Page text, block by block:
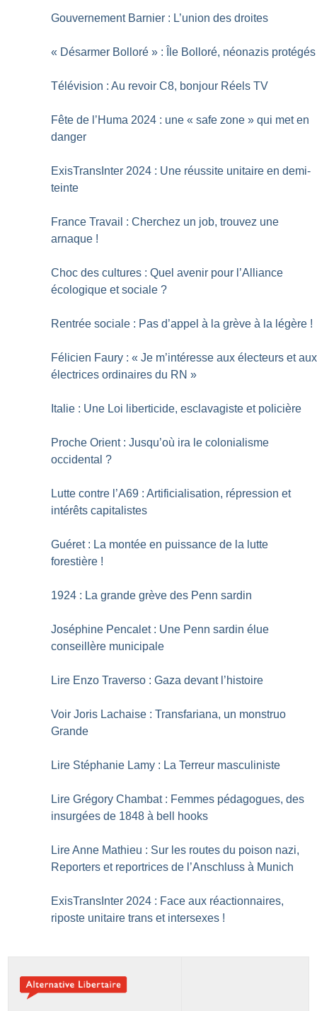
Gouvernement Barnier : L’union des droites
« Désarmer Bolloré » : Île Bolloré, néonazis protégés
Télévision : Au revoir C8, bonjour Réels TV
Fête de l’Huma 2024 : une « safe zone » qui met en
danger
ExisTransInter 2024 : Une réussite unitaire en demi-
teinte
France Travail : Cherchez un job, trouvez une
arnaque !
Choc des cultures : Quel avenir pour l’Alliance
écologique et sociale ?
Rentrée sociale : Pas d’appel à la grève à la légère !
Félicien Faury : « Je m’intéresse aux électeurs et aux
électrices ordinaires du RN »
Italie : Une Loi liberticide, esclavagiste et policière
Proche Orient : Jusqu’où ira le colonialisme
occidental ?
Lutte contre l’A69 : Artificialisation, répression et
intérêts capitalistes
Guéret : La montée en puissance de la lutte
forestière !
1924 : La grande grève des Penn sardin
Joséphine Pencalet : Une Penn sardin élue
conseillère municipale
Lire Enzo Traverso : Gaza devant l’histoire
Voir Joris Lachaise : Transfariana, un monstruo
Grande
Lire Stéphanie Lamy : La Terreur masculiniste
Lire Grégory Chambat : Femmes pédagogues, des
insurgées de 1848 à bell hooks
Lire Anne Mathieu : Sur les routes du poison nazi,
Reporters et reportrices de l’Anschluss à Munich
ExisTransInter 2024 : Face aux réactionnaires,
riposte unitaire trans et intersexes !